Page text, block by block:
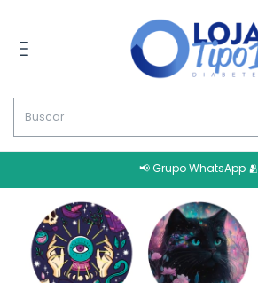
📢 Grupo WhatsApp 🫂